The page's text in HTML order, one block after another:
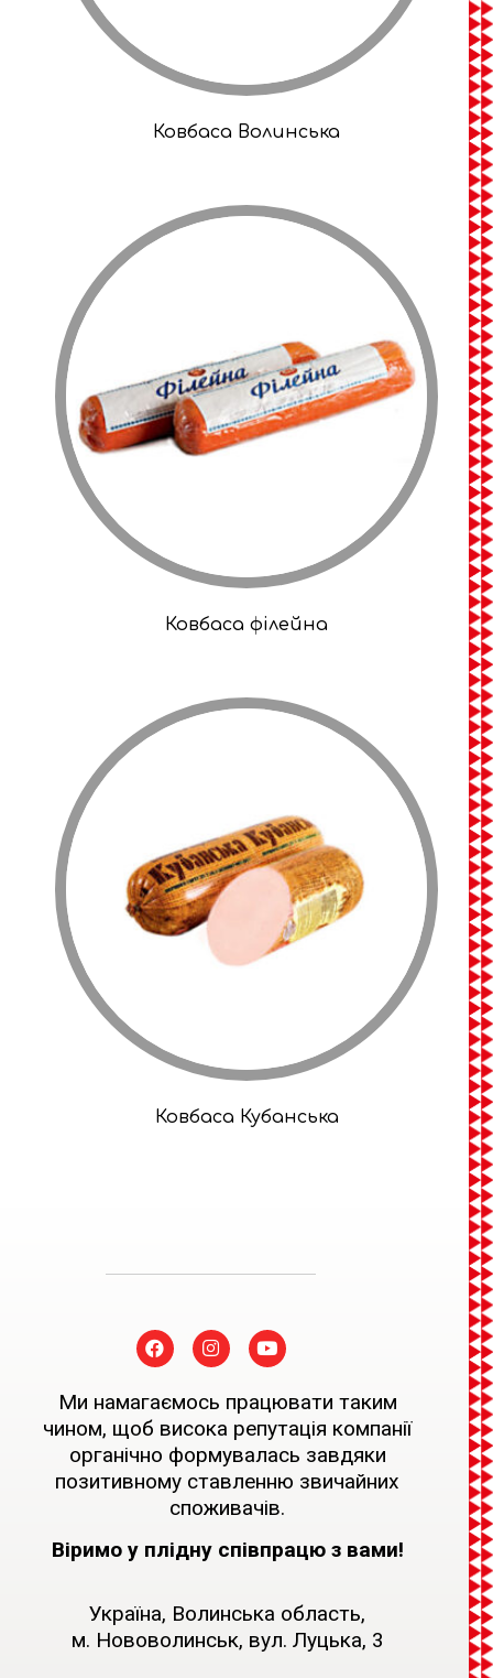
Ковбаса Волинська
Ковбаса філейна
Ковбаса Кубанська
Ми намагаємось працювати таким
чином, щоб висока репутація компанії
органічно формувалась завдяки
позитивному ставленню звичайних
споживачів.
Віримо у плідну співпрацю з вами!
Україна, Волинська область,
м. Нововолинськ, вул. Луцька, 3